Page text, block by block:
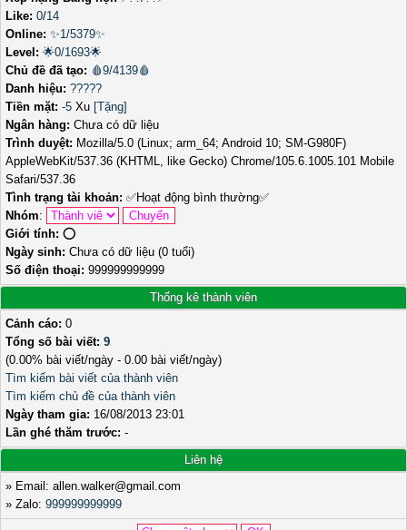
Like: 0/14
Online: ✨1/5379✨
Level: 🌟0/1693🌟
Chủ đề đã tạo: 🩸9/4139🩸
Danh hiệu: ?????
Tiền mặt: -5 Xu [Tặng]
Ngân hàng: Chưa có dữ liệu
Trình duyệt: Mozilla/5.0 (Linux; arm_64; Android 10; SM-G980F)
AppleWebKit/537.36 (KHTML, like Gecko) Chrome/105.6.1005.101 Mobile
Safari/537.36
Tình trạng tài khoản: ✅Hoạt động bình thường✅
Nhóm:
Giới tính: ⭕️
Ngày sinh: Chưa có dữ liệu (0 tuổi)
Số điện thoại: 999999999999
Thống kê thành viên
Cảnh cáo: 0
Tổng số bài viết: 9
(0.00% bài viết/ngày - 0.00 bài viết/ngày)
Tìm kiếm bài viết của thành viên
Tìm kiếm chủ đề của thành viên
Ngày tham gia: 16/08/2013 23:01
Lần ghé thăm trước: -
Liên hệ
» Email: allen.walker@gmail.com
» Zalo: 999999999999